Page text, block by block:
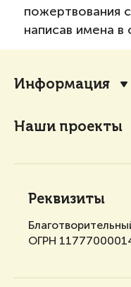
пожертвования
написав имена
Информация
Наши проекты
Реквизиты
ОГРН